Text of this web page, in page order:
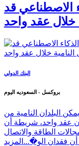
الاصطناعي قد
خلال عقد واحد
البنك الدولي
بروكسل - السعوديه اليوم
البلدان النامية من
عقد واحد، شريطة أن
الطاقة والاتصال
أن فقدان الو�... المزيد